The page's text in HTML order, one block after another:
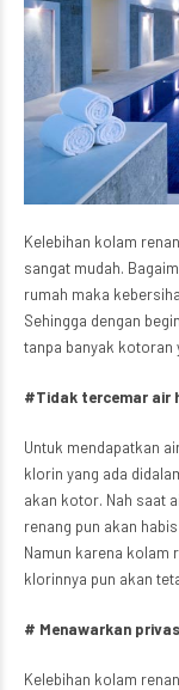
Kelebihan kolam
sangat mudah.
rumah maka
Sehingga dengan
tanpa banyak kotoran
#Tidak tercemar air
Untuk mendapatkan
klorin yang ada
akan kotor. Nah saat
renang pun akan
Namun karena kolam
klorinnya pun akan
# Menawarkan
Kelebihan kolam